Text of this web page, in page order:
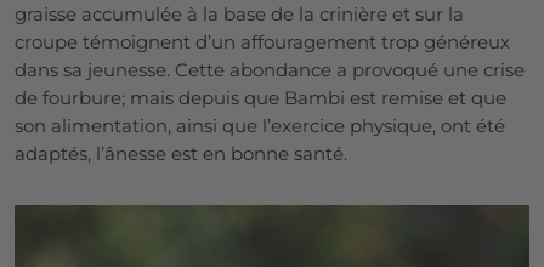
graisse accumulée à la base de la crinière et sur la
croupe témoignent d’un affouragement trop généreux
dans sa jeunesse. Cette abondance a provoqué une crise
de fourbure; mais depuis que Bambi est remise et que
son alimentation, ainsi que l’exercice physique, ont été
adaptés, l’ânesse est en bonne santé.